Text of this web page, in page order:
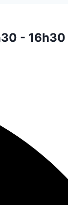
- 16h30